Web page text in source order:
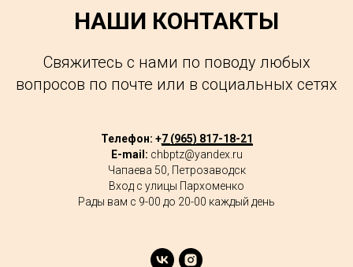
НАШИ КОНТАКТЫ
Свяжитесь с нами по поводу любых
вопросов по почте или в социальных сетях
Телефон: +7 (965) 817-18-21
E-mail: chbptz@yandex.ru
Чапаева 50, Петрозаводск
Вход с улицы Пархоменко
Рады вам с 9-00 до 20-00 каждый день